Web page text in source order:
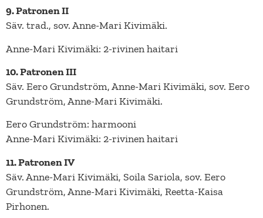
9. Patronen II
Säv. trad., sov. Anne-Mari Kivimäki.
Anne-Mari Kivimäki: 2-rivinen haitari
10. Patronen III
Säv. Eero Grundström, Anne-Mari Kivimäki, sov. Eero
Grundström, Anne-Mari Kivimäki.
Eero Grundström: harmooni
Anne-Mari Kivimäki: 2-rivinen haitari
11. Patronen IV
Säv. Anne-Mari Kivimäki, Soila Sariola, sov. Eero
Grundström, Anne-Mari Kivimäki, Reetta-Kaisa
Pirhonen.